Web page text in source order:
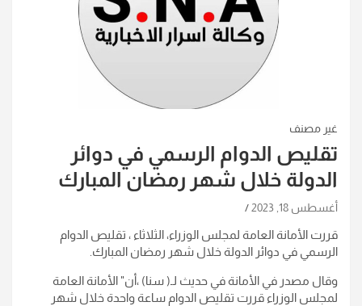
غير مصنف
تقليص الدوام الرسمي في دوائر
الدولة خلال شهر رمضان المبارك
أغسطس 18, 2023
قررت الأمانة العامة لمجلس الوزراء، الثلاثاء ، تقليص الدوام
الرسمي في دوائر الدولة خلال شهر رمضان المبارك.
وقال مصدر في الأمانة في حديث لـ( سنا) ،أن" الأمانة العامة
لمجلس الوزراء قررت تقليص الدوام ساعة واحدة خلال شهر